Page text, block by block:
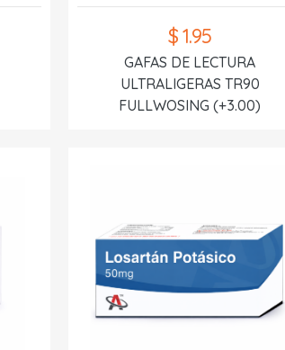
$ 1.95
GAFAS DE LECTURA
ULTRALIGERAS TR90
FULLWOSING (+3.00)